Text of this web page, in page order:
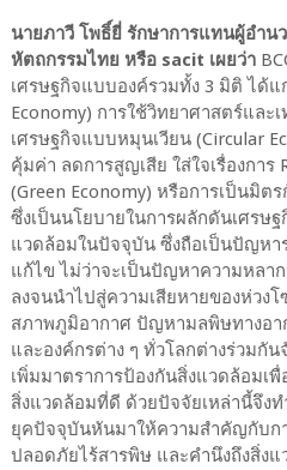
นายภาวี โพธิ์ยี่ รักษาการแทนผู้อำน
หัตถกรรมไทย หรือ sacit เผยว่า
เศรษฐกิจแบบองค์รวมทั้ง 3 มิติ ได้แ
Economy) การใช้วิทยาศาสตร์และ
เศรษฐกิจแบบหมุนเวียน (Circular
คุ้มค่า ลดการสูญเสีย ใส่ใจเรื่องการ
(Green Economy) หรือการเป็นมิต
ซึ่งเป็นนโยบายในการผลักดันเศรษ
แวดล้อมในปัจจุบัน ซึ่งถือเป็นปัญหา
แก้ไข ไม่ว่าจะเป็นปัญหาความหลา
ลงจนนำไปสู่ความเสียหายของห่วง
สภาพภูมิอากาศ ปัญหามลพิษทางอา
และองค์กรต่าง ๆ ทั่วโลกต่างร่วมกั
เพิ่มมาตราการป้องกันสิ่งแวดล้อมเ
สิ่งแวดล้อมที่ดี ด้วยปัจจัยเหล่านี้จึง
ยุคปัจจุบันหันมาให้ความสำคัญกับก
ปลอดภัยไร้สารพิษ และคำนึงถึงสิ่งแ